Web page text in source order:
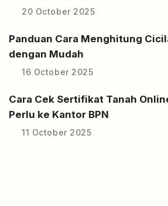
20 October 2025
Panduan Cara Menghitung
dengan Mudah
16 October 2025
Cara Cek Sertifikat Tanah
Perlu ke Kantor BPN
11 October 2025